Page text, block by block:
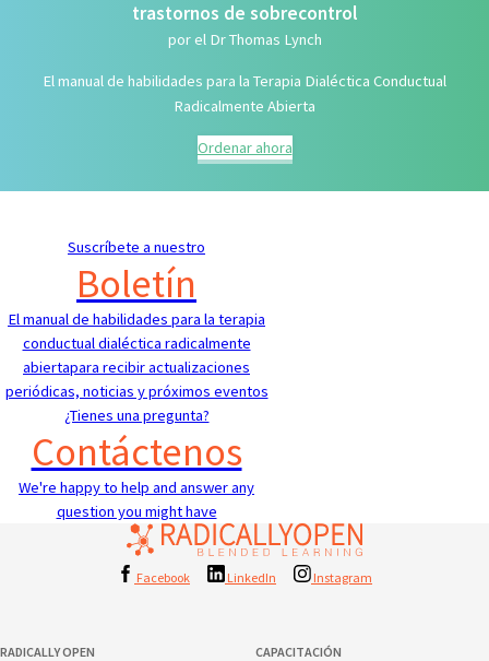
trastornos de sobrecontrol
por el Dr Thomas Lynch
El manual de habilidades para la Terapia Dialéctica Conductual
Radicalmente Abierta
Ordenar ahora
Suscríbete a nuestro
Boletín
El manual de habilidades para la terapia
conductual dialéctica radicalmente
abiertapara recibir actualizaciones
periódicas, noticias y próximos eventos
¿Tienes una pregunta?
Contáctenos
We're happy to help and answer any
question you might have
Facebook LinkedIn Instagram
RADICALLY OPEN CAPACITACIÓN